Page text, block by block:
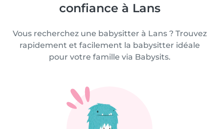
confiance à Lans
Vous recherchez une babysitter à Lans ? Trouvez
rapidement et facilement la babysitter idéale
pour votre famille via Babysits.